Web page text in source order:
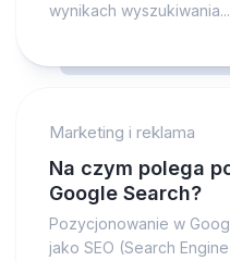
wynikach
Marketing i reklama
Na czym polega
Google Search?
Pozycjonowanie w
jako SEO (Search